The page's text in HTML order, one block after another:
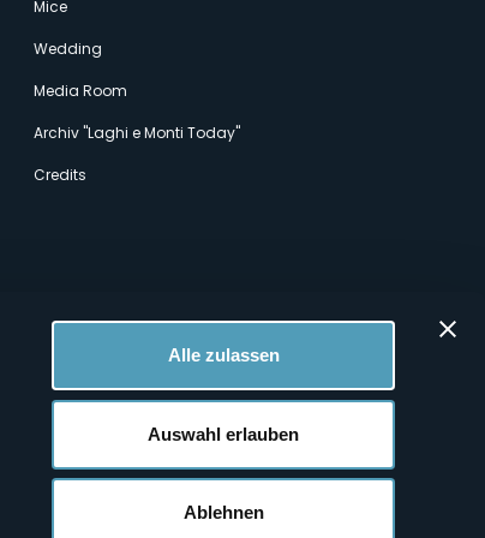
Alle zulassen
Auswahl erlauben
Ablehnen
Mice
Wedding
Media Room
Archiv "Laghi e Monti Today"
Credits